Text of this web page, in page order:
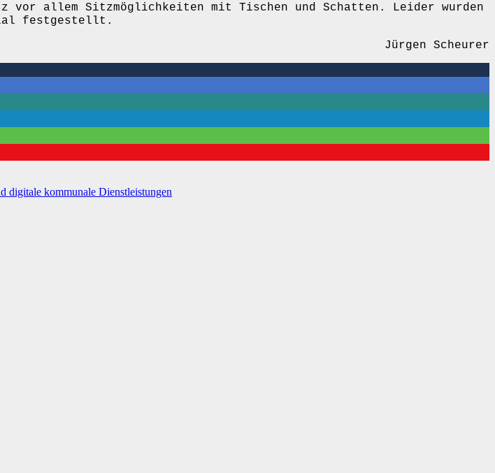
allem Sitzmöglichkeiten mit Tischen und Schatten. Leider wurden
festgestellt.
Jürgen Scheurer
digitale kommunale Dienstleistungen